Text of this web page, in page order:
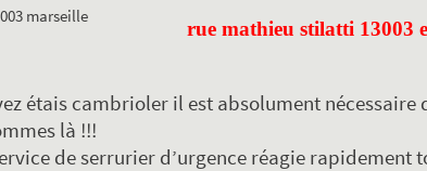
marseille
rue mathieu stilatti 13003
étais cambrioler il est absolument
là !!!
de serrurier d’urgence réagie rapidement